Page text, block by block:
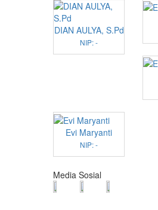
DIAN AULYA, S.Pd
NIP: -
Evi Maryanti
NIP: -
Media Sosial